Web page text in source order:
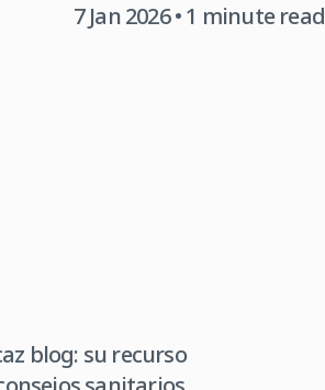
7 Jan 2026• 1 minute read
blog: su recurso